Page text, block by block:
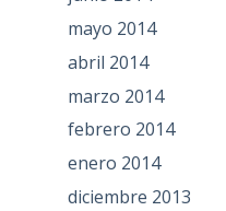
mayo 2014
abril 2014
marzo 2014
febrero 2014
enero 2014
diciembre 2013